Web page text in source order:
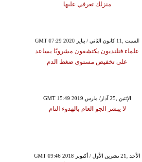
منزلك تعرفي عليها
GMT 07:29 2020 السبت ,11 كانون الثاني / يناير
علماء فنلنديون يكتشفون مشروبًا يساعد
على تخفيض مستوى ضغط الدم
GMT 15:49 2019 الإثنين ,25 آذار/ مارس
لا يبشر الجو العام بالهدوء التام
GMT 09:46 2018 الأحد ,21 تشرين الأول / أكتوبر